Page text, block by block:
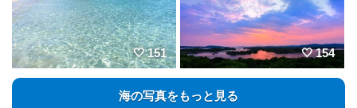
151 154
海の写真をもっと見る